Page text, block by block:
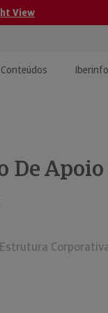
View
Conteúdos
Apoio
Estrutura Corporativa